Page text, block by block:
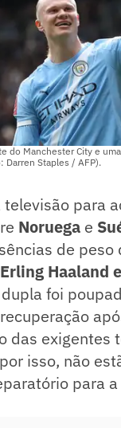
do Manchester City e
Darren Staples / AFP).
televisão para
Noruega e
de peso
Erling Haaland
dupla foi
das exigentes
isso, não
para a